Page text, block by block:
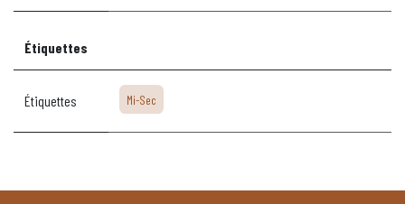
Étiquettes
Étiquettes Mi-Sec